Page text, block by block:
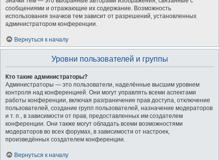
сообщениями и отражающие их содержание. Возможность
использования значков тем зависит от разрешений, установленных
администратором конференции.
Вернуться к началу
Уровни пользователей и группы
Кто такие администраторы?
Администраторы — это пользователи, наделённые высшим уровнем
контроля над конференцией. Они могут управлять всеми аспектами
работы конференции, включая разграничение прав доступа, отключение
пользователей, создание групп пользователей, назначение модераторов
и т. п., в зависимости от прав, предоставленных им создателем
конференции. Они также могут обладать всеми возможностями
модераторов во всех форумах, в зависимости от настроек,
произведённых создателем конференции.
Вернуться к началу